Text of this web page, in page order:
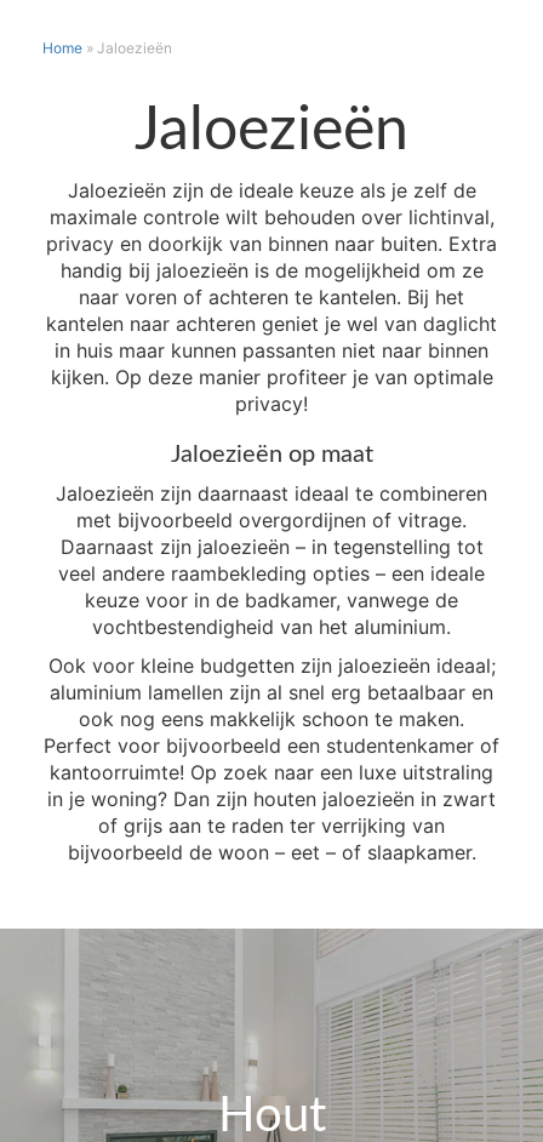
Home » Jaloezieën
Jaloezieën
Jaloezieën zijn de ideale keuze als je zelf de
maximale controle wilt behouden over lichtinval,
privacy en doorkijk van binnen naar buiten. Extra
handig bij jaloezieën is de mogelijkheid om ze
naar voren of achteren te kantelen. Bij het
kantelen naar achteren geniet je wel van daglicht
in huis maar kunnen passanten niet naar binnen
kijken. Op deze manier profiteer je van optimale
privacy!
Jaloezieën op maat
Jaloezieën zijn daarnaast ideaal te combineren
met bijvoorbeeld overgordijnen of vitrage.
Daarnaast zijn jaloezieën – in tegenstelling tot
veel andere raambekleding opties – een ideale
keuze voor in de badkamer, vanwege de
vochtbestendigheid van het aluminium.
Ook voor kleine budgetten zijn jaloezieën ideaal;
aluminium lamellen zijn al snel erg betaalbaar en
ook nog eens makkelijk schoon te maken.
Perfect voor bijvoorbeeld een studentenkamer of
kantoorruimte! Op zoek naar een luxe uitstraling
in je woning? Dan zijn houten jaloezieën in zwart
of grijs aan te raden ter verrijking van
bijvoorbeeld de woon – eet – of slaapkamer.
Hout